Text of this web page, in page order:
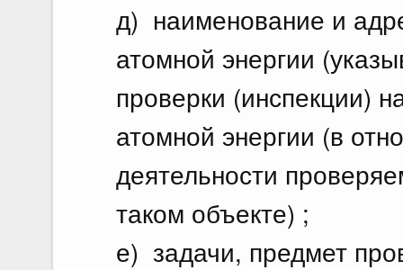
д) наименование и
атомной энергии
проверки (инспекции)
атомной энергии (в
деятельности
таком объекте) ;
е) задачи, предмет